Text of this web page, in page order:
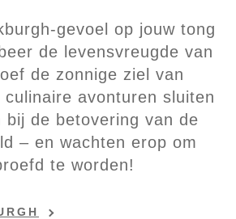
gevoel op jouw tong
de levensvreugde van
de zonnige ziel van
culinaire avonturen sluiten
bij de betovering van de
– en wachten erop om
te worden!